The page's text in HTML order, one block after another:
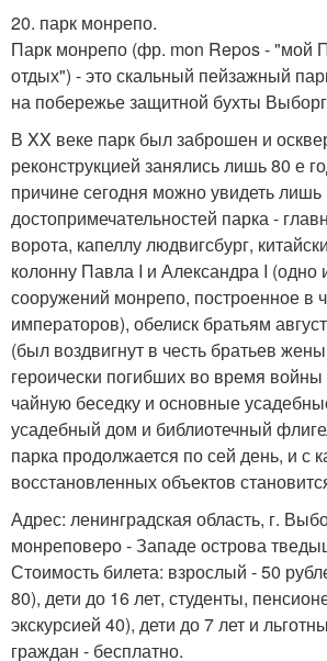
20. парк монрепо.
Парк монрепо (фр. mon Repos - "мой
отдых") - это скальный пейзажный
на побережье защитной бухты
В XX веке парк был заброшен и
реконструкцией занялись лишь 80 е
причине сегодня можно увидеть
достопримечательностей парка -
ворота, капеллу людвигсбург,
колонну Павла I и Александра I (одно
сооружений монрепо, построенное в
императоров), обелиск братьям
(был воздвигнут в честь братьев
героически погибших во время
чайную беседку и основные
усадебный дом и библиотечный
парка продолжается по сей день, и с
восстановленных объектов
Адрес: ленинградская область, г.
монреповеро - Западе острова
Стоимость билета: взрослый - 50
80), дети до 16 лет, студенты,
экскурсией 40), дети до 7 лет и
граждан - бесплатно.